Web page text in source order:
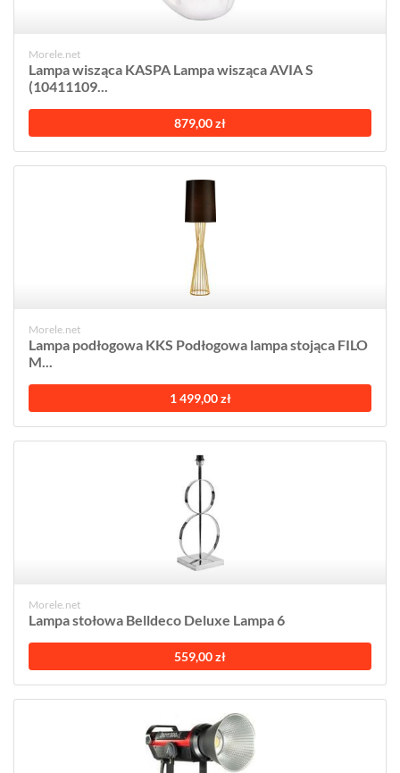
Morele.net
Lampa wisząca KASPA Lampa wisząca AVIA S
(10411109...
879,00 zł
Morele.net
Lampa podłogowa KKS Podłogowa lampa stojąca FILO
M...
1 499,00 zł
Morele.net
Lampa stołowa Belldeco Deluxe Lampa 6
559,00 zł